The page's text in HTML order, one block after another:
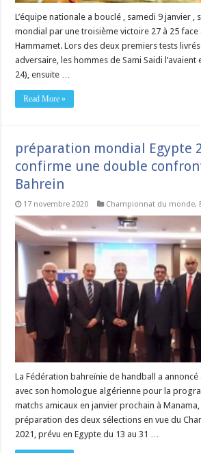
L’équipe nationale a bouclé , samedi 9 janvier
mondial par une troisième victoire 27 à 25 face
Hammamet. Lors des deux premiers tests
adversaire, les hommes de Sami Saidi
24), ensuite …
Read More »
préparation mondial Egypte
confirme une double
Bahrein
17 novembre 2020 Championnat du monde,
La Fédération bahreïnie de handball a
avec son homologue algérienne pour la
matchs amicaux en janvier prochain à
préparation des deux sélections en vue du
2021, prévu en Egypte du 13 au 31 …